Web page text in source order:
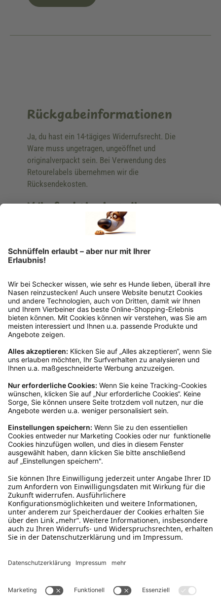
Rückgabeinformationen
Ja, du hast ein 14-tägiges Widerrufsrecht. Die
Ware muss ungetragen, ungeöffnet und
originalverpackt sein. Bei Verwendung des
Retourelabels übernehmen wir die
Rücksendekosten.
Wie funktioniert die
Rücksendung?
Bitte fülle das Rücksendeformular aus. Dieses
findest du online. Verpacke die Artikel
Rücksendeetikett auf das Paket. Dieses kannst du
dir in deinem Kundenkonto anfordern. Hast du als
Gast bestellt, schreibe uns eine Email an
verkauf@schecker.de oder rufe zu unseren
Servicezeiten an, dann lassen wir dir ein
Rücksendeetikett zukommen.
Mo – Fr 9 – 17 Uhr, Sa 9 – 13 Uhr
Ruf uns an
Schreibe uns
verkauf@schecker.de
WhatsApp Support
Tritt unserem Newsletter bei